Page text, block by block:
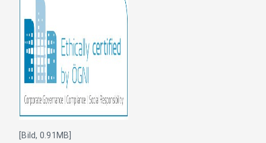
[Bild, 0.91MB]